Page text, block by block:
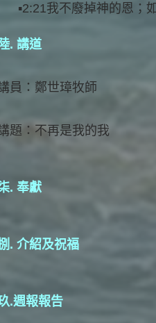
2:21我不廢掉神的恩；
陸. 講道
員：鄭世璋牧師
題：不再是我的我
. 奉獻
. 介紹及祝福
.週報報告